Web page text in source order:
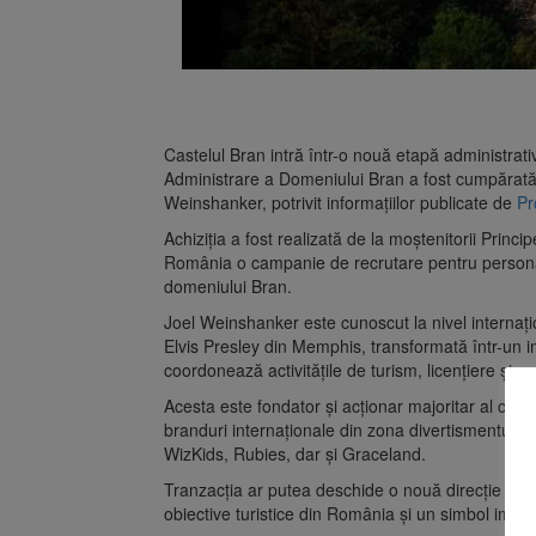
Castelul Bran intră într-o nouă etapă
Administrare a Domeniului Bran a fost
Weinshanker, potrivit informațiilor publicate de
Achiziția a fost realizată de la moștenitorii
România o campanie de recrutare pentru
domeniului Bran.
Joel Weinshanker este cunoscut la nivel
Elvis Presley din Memphis, transformată într-un
coordonează activitățile de turism, licențiere și
Acesta este fondator și acționar majoritar al
branduri internaționale din zona
WizKids, Rubies, dar și Graceland.
Tranzacția ar putea deschide o nouă direcție de
obiective turistice din România și un simbol